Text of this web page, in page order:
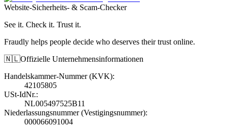
Website-Sicherheits- & Scam-Checker
See it. Check it. Trust it.
Fraudly helps people decide who deserves their trust online.
🇳🇱Offizielle Unternehmensinformationen
Handelskammer-Nummer (KVK):
42105805
USt-IdNr.:
NL005497525B11
Niederlassungsnummer (Vestigingsnummer):
000066091004